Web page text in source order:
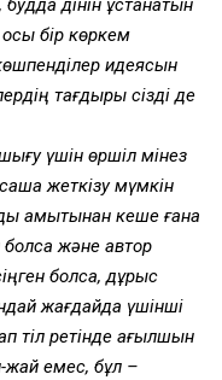
дінін ұстанатын
бір көркем
идеясын
тағдыры сізді де
үшін өршіл мінез
жеткізу мүмкін
қамытынан кеше ғана
және автор
болса, дұрыс
жағдайда үшінші
тіл ретінде ағылшын
жай емес, бұл –